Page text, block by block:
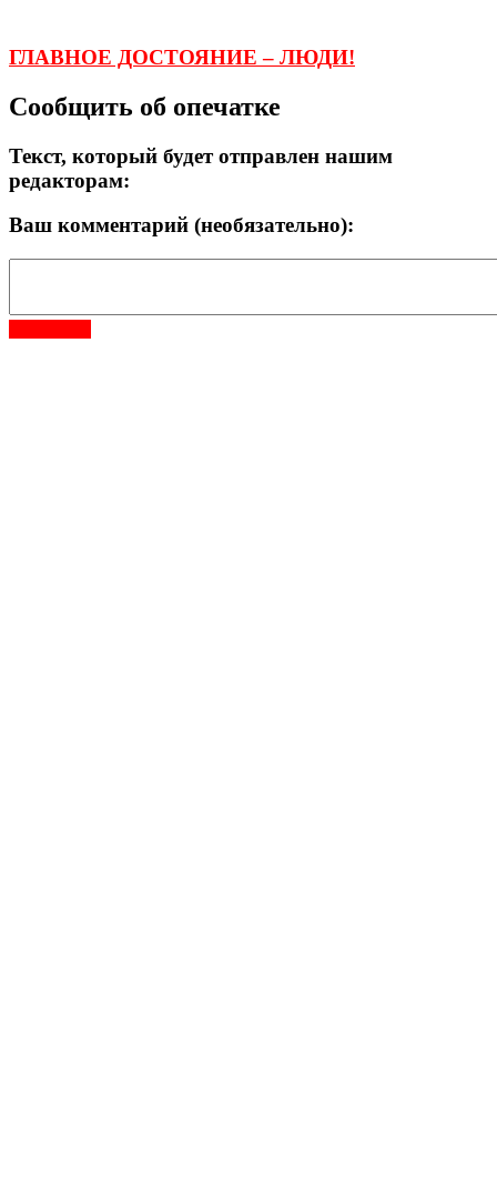
ГЛАВНОЕ ДОСТОЯНИЕ – ЛЮДИ!
Сообщить об опечатке
Текст, который будет отправлен нашим
редакторам:
Ваш комментарий (необязательно):